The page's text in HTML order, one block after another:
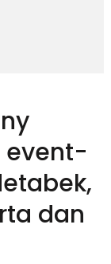
event-
dan